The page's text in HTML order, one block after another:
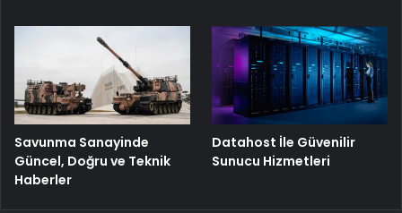
Savunma Sanayinde
Güncel, Doğru ve Teknik
Haberler
Datahost İle Güvenilir
Sunucu Hizmetleri